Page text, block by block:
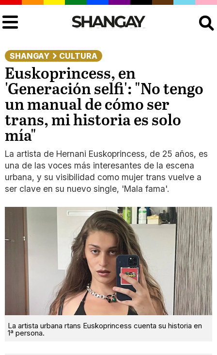
SHANGAY CULTURA
Euskoprincess, en
'Generación selfi': "No tengo
un manual de cómo ser
trans, mi historia es solo
mía"
La artista de Hernani Euskoprincess, de 25 años, es
una de las voces más interesantes de la escena
urbana, y su visibilidad como mujer trans vuelve a
ser clave en su nuevo single, 'Mala fama'.
La artista urbana rtans Euskoprincess cuenta su historia en
1ª persona.